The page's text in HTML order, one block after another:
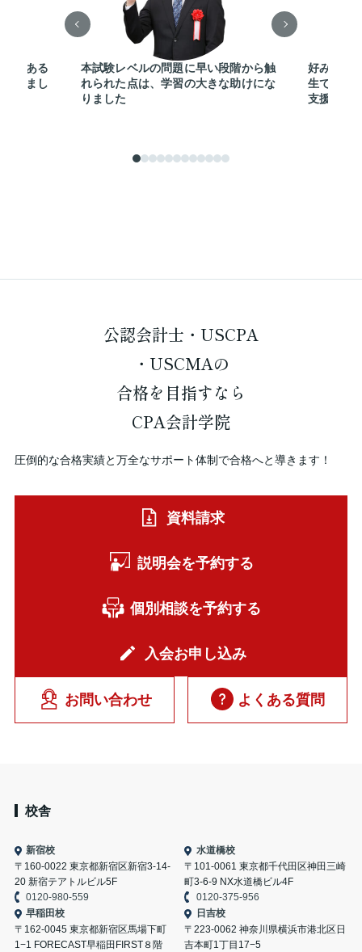
である
しまし
本試験レベルの問題に早い段階から触
れられた点は、学習の大きな助けにな
りました
好みの講
生でも即
支援体制
公認会計士・USCPA
・USCMAの
合格を 目指すなら
CPA会計学院
圧倒的な合格実績と万全なサポート体制で合格へと導きます！
資料請求
説明会を予約する
個別相談を予約する
入会お申し込み
お問い合わせ よくある質問
校舎
新宿校
〒160-0022 東京都新宿区新宿3-14-
20 新宿テアトルビル5F
0120-980-559
水道橋校
〒101-0061 東京都千代田区神田三崎
町3-6-9 NX水道橋ビル4F
0120-375-956
早稲田校
〒162-0045 東京都新宿区馬場下町
1−1 FORECAST早稲田FIRST８階
日吉校
〒223-0062 神奈川県横浜市港北区日
吉本町1丁目17−5